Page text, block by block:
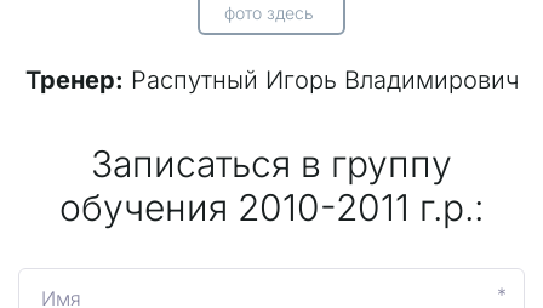
фото здесь
Тренер: Распутный Игорь Владимирович
Записаться в группу
обучения 2010-2011 г.р.:
*